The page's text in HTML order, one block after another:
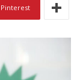
Pinterest